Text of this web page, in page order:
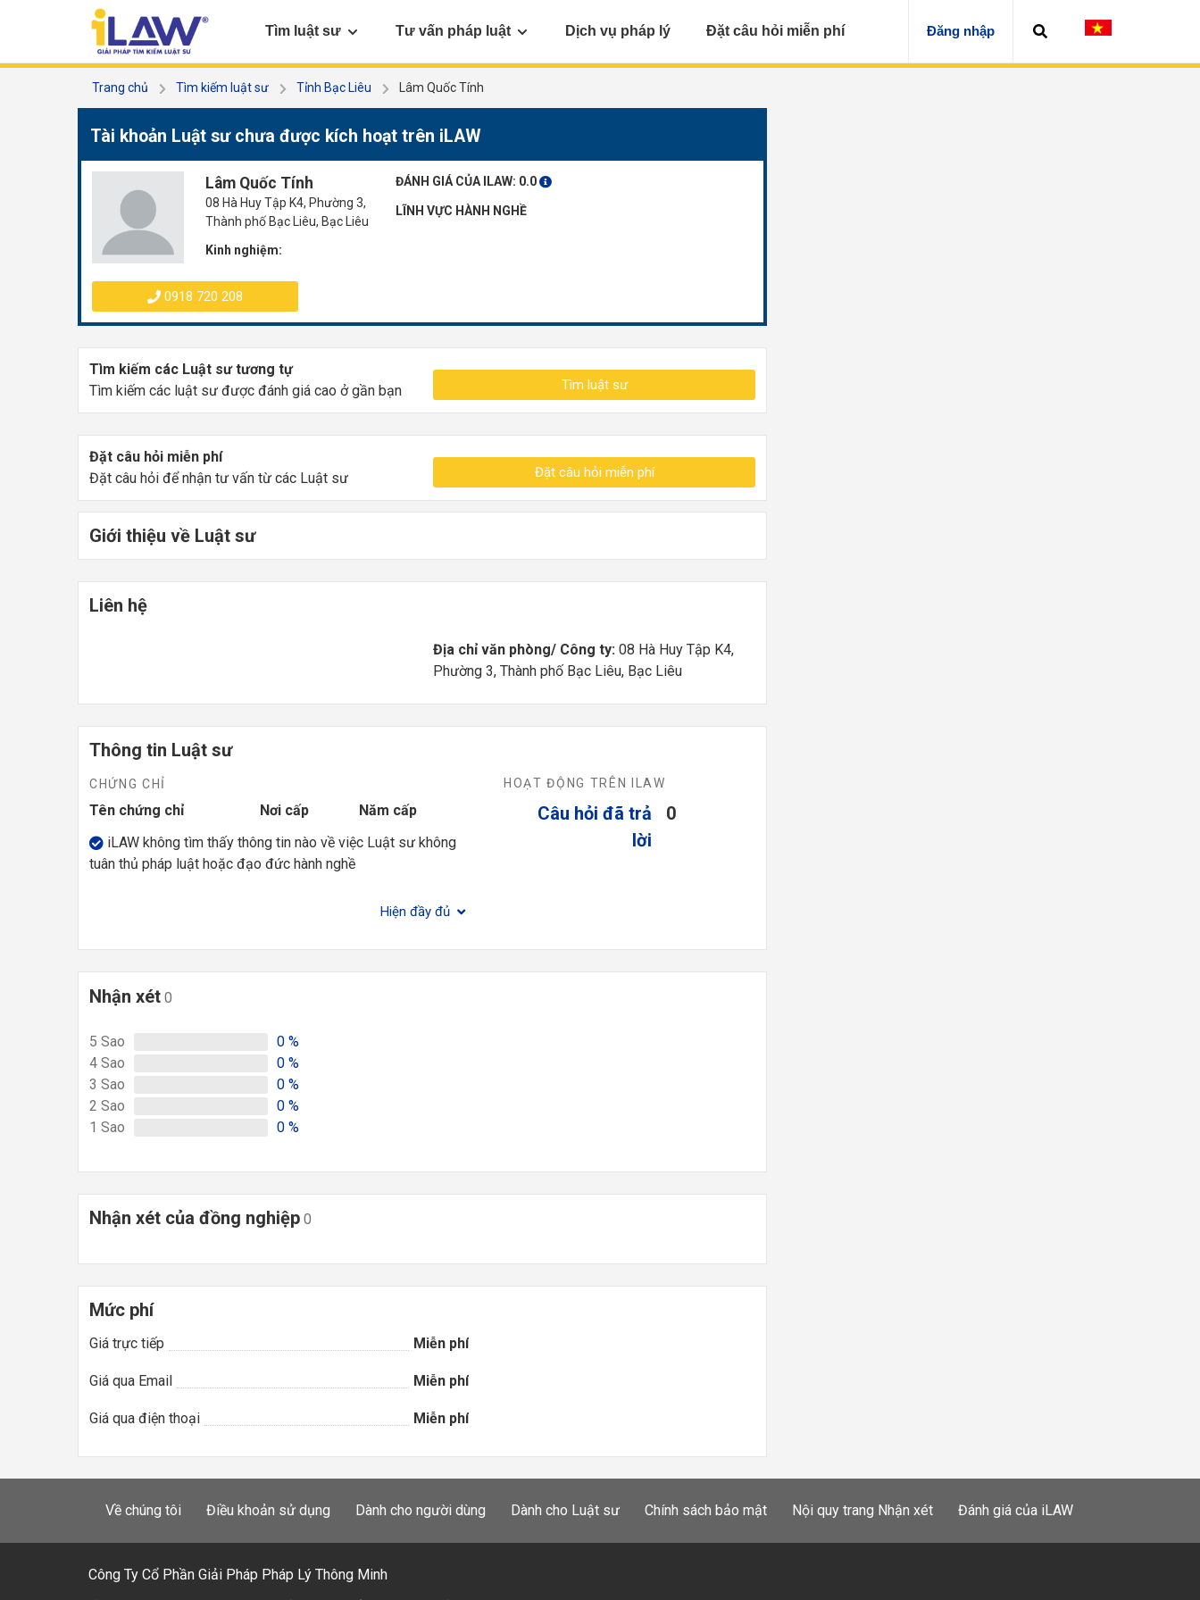
Tìm luật sư Tư vấn pháp luật Dịch vụ pháp lý Đặt câu hỏi miễn phí Đăng nhập
Trang chủ Tìm kiếm luật sư Tỉnh Bạc Liêu Lâm Quốc Tính
Tài khoản Luật sư chưa được kích hoạt trên iLAW
Lâm Quốc Tính
08 Hà Huy Tập K4, Phường 3,
Thành phố Bạc Liêu, Bạc Liêu
Kinh nghiệm:
ĐÁNH GIÁ CỦA ILAW: 0.0
LĨNH VỰC HÀNH NGHỀ
0918 720 208
Tìm kiếm các Luật sư tương tự
Tìm kiếm các luật sư được đánh giá cao ở gần bạn
Tìm luật sư
Đặt câu hỏi miễn phí
Đặt câu hỏi để nhận tư vấn từ các Luật sư
Đặt câu hỏi miễn phí
Giới thiệu về Luật sư
Liên hệ
Địa chỉ văn phòng/ Công ty: 08 Hà Huy Tập K4,
Phường 3, Thành phố Bạc Liêu, Bạc Liêu
Thông tin Luật sư
CHỨNG CHỈ
Tên chứng chỉ Nơi cấp
Năm cấp
iLAW không tìm thấy thông tin nào về việc Luật sư không
tuân thủ pháp luật hoặc đạo đức hành nghề
HOẠT ĐỘNG TRÊN ILAW
Câu hỏi đã trả
lời
0
Hiện đầy đủ
Nhận xét 0
5 Sao 0 %
4 Sao 0 %
3 Sao 0 %
2 Sao 0 %
1 Sao 0 %
Nhận xét của đồng nghiệp 0
Mức phí
Giá trực tiếp Miễn phí
Giá qua Email Miễn phí
Giá qua điện thoại Miễn phí
Về chúng tôi Điều khoản sử dụng Dành cho người dùng Dành cho Luật sư Chính sách bảo mật Nội quy trang Nhận xét Đánh giá của iLAW
Công Ty Cổ Phần Giải Pháp Pháp Lý Thông Minh